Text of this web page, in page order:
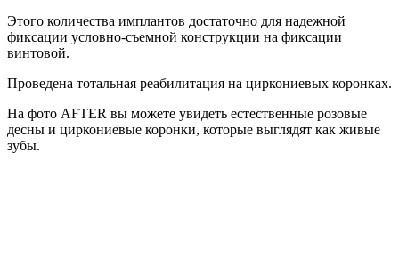
Этого количества имплантов достаточно для надежной
фиксации условно-съемной конструкции на фиксации
винтовой.
Проведена тотальная реабилитация на циркониевых коронках.
На фото AFTER вы можете увидеть естественные розовые
десны и циркониевые коронки, которые выглядят как живые
зубы.